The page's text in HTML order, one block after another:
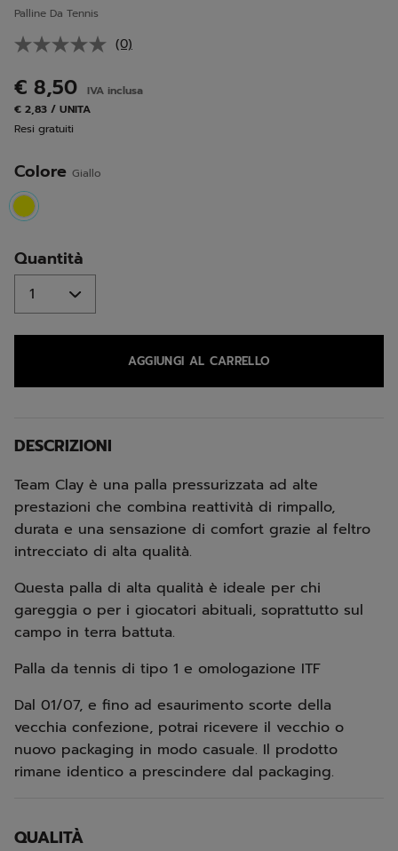
Palline Da Tennis
Nessuna
link
(0)
€ 8,50
IVA inclusa
€ 2,83 / UNITA
Resi gratuiti
Colore Giallo
selected
Quantità
AGGIUNGI AL CARRELLO
DESCRIZIONI
Team Clay è una palla pressurizzata ad alte
prestazioni che combina reattività di rimpallo,
durata e una sensazione di comfort grazie al feltro
intrecciato di alta qualità.
Questa palla di alta qualità è ideale per chi
gareggia o per i giocatori abituali, soprattutto sul
campo in terra battuta.
Palla da tennis di tipo 1 e omologazione ITF
Dal 01/07, e fino ad esaurimento scorte della
vecchia confezione, potrai ricevere il vecchio o
nuovo packaging in modo casuale. Il prodotto
rimane identico a prescindere dal packaging.
QUALITÀ